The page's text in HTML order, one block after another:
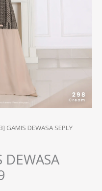
GAMIS DEWASA SEPLY
DEWASA